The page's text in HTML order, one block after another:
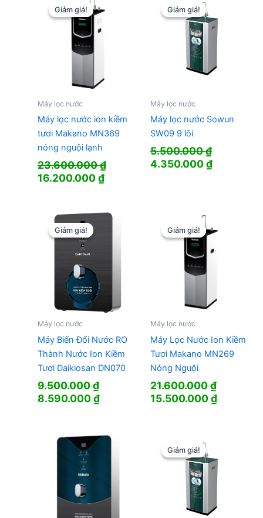
Giảm giá!
Giảm giá!
Máy lọc nước
Máy lọc nước ion kiềm
tươi Makano MN369
nóng nguội lạnh
23.600.000₫
Giá
23.600.000 ₫.
16.200.000₫Giá
là:
16.200.000 ₫.
Giảm giá!
Giảm giá!
Máy lọc nước
Máy lọc nước Sowun
SW09 9 lõi
5.500.000₫
Giá
4.350.000₫Giá
Giảm giá!
Giảm giá!
Máy lọc nước
Máy Biến Đổi Nước RO
Thành Nước Ion Kiềm
Tươi Daikiosan DN070
9.500.000₫
Giá
9.500.000 ₫.
8.590.000₫Giá
là:
8.590.000 ₫.
Giảm giá!
Giảm giá!
Máy lọc nước
Máy Lọc Nước Ion Kiềm
Tươi Makano MN269
Nóng Nguội
21.600.000₫
Giá
15.500.000₫Giá
Giảm giá!
Giảm giá!